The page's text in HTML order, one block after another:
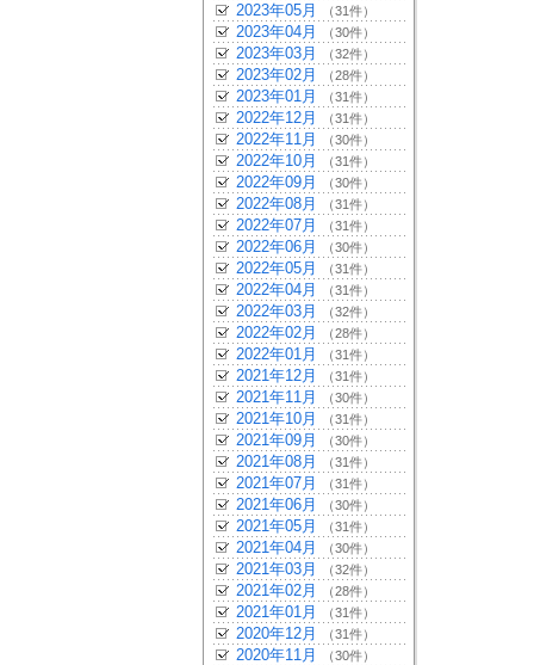
2023年05月 （31件）
2023年04月 （30件）
2023年03月 （32件）
2023年02月 （28件）
2023年01月 （31件）
2022年12月 （31件）
2022年11月 （30件）
2022年10月 （31件）
2022年09月 （30件）
2022年08月 （31件）
2022年07月 （31件）
2022年06月 （30件）
2022年05月 （31件）
2022年04月 （31件）
2022年03月 （32件）
2022年02月 （28件）
2022年01月 （31件）
2021年12月 （31件）
2021年11月 （30件）
2021年10月 （31件）
2021年09月 （30件）
2021年08月 （31件）
2021年07月 （31件）
2021年06月 （30件）
2021年05月 （31件）
2021年04月 （30件）
2021年03月 （32件）
2021年02月 （28件）
2021年01月 （31件）
2020年12月 （31件）
2020年11月 （30件）